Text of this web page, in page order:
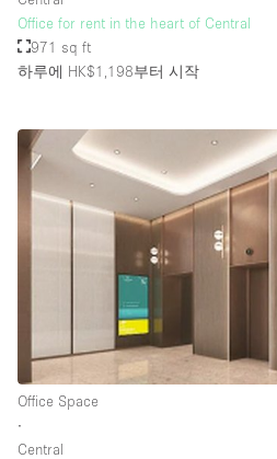
Office for rent in the heart of Central
971 sq ft
하루에 HK$1,198부터 시작
Office Space
∙
Central